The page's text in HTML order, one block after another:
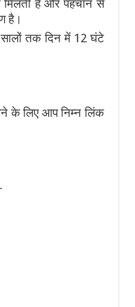
मिलती है और पहचान से
है।
तक दिन में 12 घंटे
के लिए आप निम्न लिंक